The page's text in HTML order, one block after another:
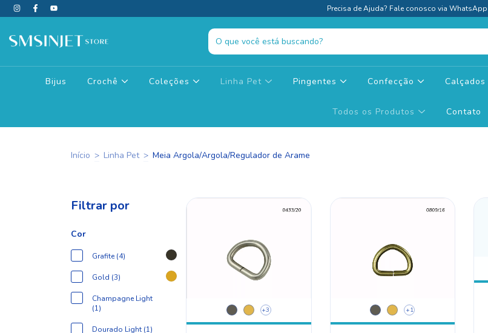
Precisa de Ajuda? Fale conosco via WhatsApp
Bijus Crochê Coleções Linha Pet Pingentes Confecção Calçados
Todos os Produtos Contato
Início > Linha Pet > Meia Argola/Argola/Regulador de Arame
Filtrar por
Cor
Grafite (4)
Gold (3)
Champagne Light
(1)
Dourado Light (1)
+3 +1